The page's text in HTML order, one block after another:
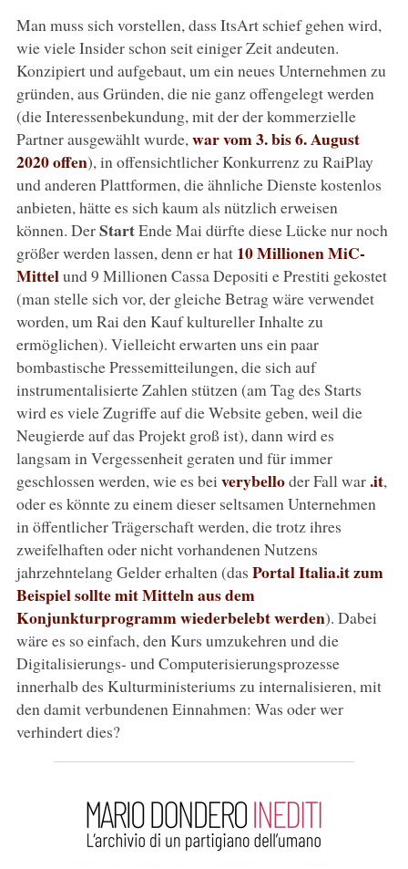
Man muss sich vorstellen, dass ItsArt schief gehen wird,
wie viele Insider schon seit einiger Zeit andeuten.
Konzipiert und aufgebaut, um ein neues Unternehmen zu
gründen, aus Gründen, die nie ganz offengelegt werden
(die Interessenbekundung, mit der der kommerzielle
Partner ausgewählt wurde, war vom 3. bis 6. August
2020 offen), in offensichtlicher Konkurrenz zu RaiPlay
und anderen Plattformen, die ähnliche Dienste kostenlos
anbieten, hätte es sich kaum als nützlich erweisen
können. DerStartEnde Mai dürfte diese Lücke nur noch
größer werden lassen, denn er hat 10 Millionen MiC-
Mittelund 9 Millionen Cassa Depositi e Prestiti gekostet
(man stelle sich vor, der gleiche Betrag wäre verwendet
worden, um Rai den Kauf kultureller Inhalte zu
ermöglichen). Vielleicht erwarten uns ein paar
bombastische Pressemitteilungen, die sich auf
instrumentalisierte Zahlen stützen (am Tag des Starts
wird es viele Zugriffe auf die Website geben, weil die
Neugierde auf das Projekt groß ist), dann wird es
langsam in Vergessenheit geraten und für immer
geschlossen werden, wie es bei verybelloder Fall war.it,
oder es könnte zu einem dieser seltsamen Unternehmen
in öffentlicher Trägerschaft werden, die trotz ihres
zweifelhaften oder nicht vorhandenen Nutzens
jahrzehntelang Gelder erhalten (das Portal Italia.it zum
Beispiel sollte mit Mitteln aus dem
Konjunkturprogramm wiederbelebt werden). Dabei
wäre es so einfach, den Kurs umzukehren und die
Digitalisierungs- und Computerisierungsprozesse
innerhalb des Kulturministeriums zu internalisieren, mit
den damit verbundenen Einnahmen: Was oder wer
verhindert dies?